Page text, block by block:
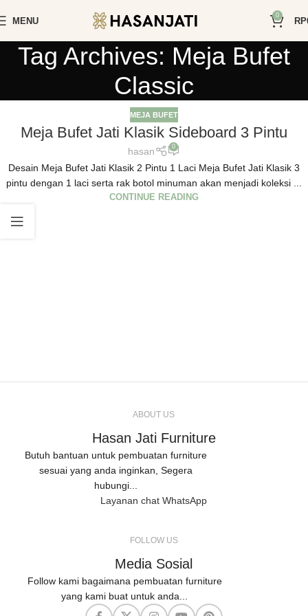
MENU
0
RP
Tag Archives: Meja Bufet
Classic
MEJA BUFET
Meja Bufet Jati Klasik Sideboard 3 Pintu
hasan 0
Desain Meja Bufet Jati Klasik 2 Pintu 1 Laci Meja Bufet Jati Klasik 3
pintu dengan 1 laci serta rak botol minuman akan menjadi koleksi ...
CONTINUE READING
ABOUT US
Hasan Jati Furniture
Butuh bantuan untuk pembuatan furniture
sesuai yang anda inginkan, Segera
hubungi...
Layanan chat WhatsApp
FOLLOW US
Media Sosial
Follow kami bagaimana pembuatan furniture
yang kami buat untuk anda...